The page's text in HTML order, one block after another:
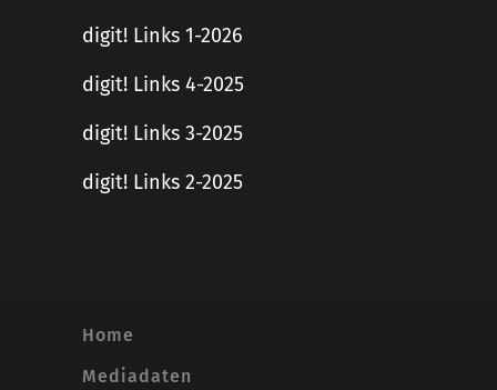
digit! Links 1-2026
digit! Links 4-2025
digit! Links 3-2025
digit! Links 2-2025
Home
Mediadaten